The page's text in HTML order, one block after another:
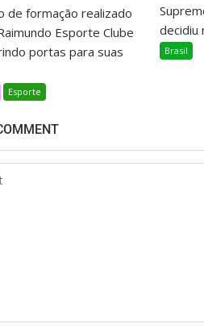
de formação realizado
Esporte Clube
portas para suas
Esporte
decidiu
Brasil